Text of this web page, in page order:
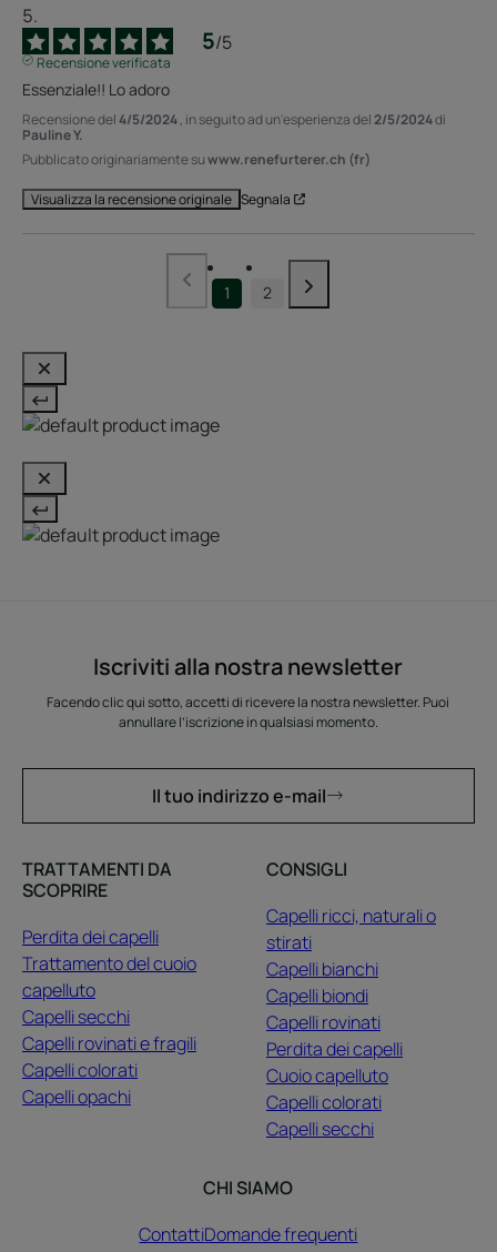
5/5
Recensione verificata
Essenziale!! Lo adoro
Recensione del4/5/2024, in seguito ad un'esperienza del2/5/2024di
Pauline Y.
Pubblicato originariamente suwww.renefurterer.ch (fr)
Visualizza la recensione originale Segnala
1 2
Iscriviti alla nostra newsletter
Facendo clic qui sotto, accetti di ricevere la nostra newsletter. Puoi
annullare l’iscrizione in qualsiasi momento.
Il tuo indirizzo e-mail
TRATTAMENTI DA
SCOPRIRE
Perdita dei capelli
Trattamento del cuoio
capelluto
Capelli secchi
Capelli rovinati e fragili
Capelli colorati
Capelli opachi
CONSIGLI
Capelli ricci, naturali o
stirati
Capelli bianchi
Capelli biondi
Capelli rovinati
Perdita dei capelli
Cuoio capelluto
Capelli colorati
Capelli secchi
CHI SIAMO
ContattiDomande frequenti